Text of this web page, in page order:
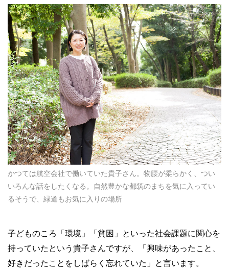
かつては航空会社で働いていた貴子さん。物腰が柔らかく、つい
いろんな話をしたくなる。自然豊かな都筑のまちを気に入ってい
るそうで、緑道もお気に入りの場所
子どものころ「環境」「貧困」といった社会課題に関心を
持っていたという貴子さんですが、「興味があったこと、
好きだったことをしばらく忘れていた」と言います。